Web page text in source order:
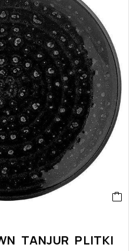
TANJUR PLITKI